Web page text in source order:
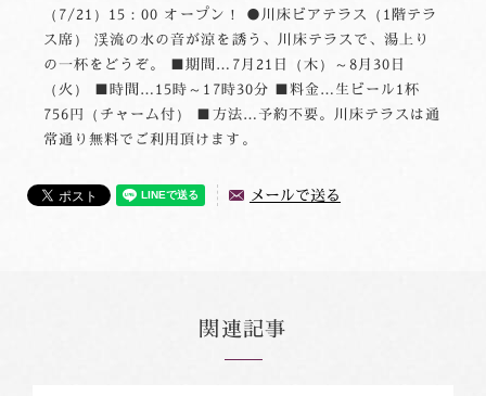
（7/21）15：00 オープン！ ●川床ビアテラス（1階テラ
ス席） 渓流の水の音が涼を誘う、川床テラスで、湯上り
の一杯をどうぞ。 ■期間…7月21日（木）～8月30日
（火） ■時間…15時～17時30分 ■料金…生ビール1杯
756円（チャーム付） ■方法…予約不要。川床テラスは通
常通り無料でご利用頂けます。
メールで送る
関連記事